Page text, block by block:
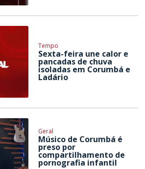
Tempo
Sexta-feira une calor e
pancadas de chuva
isoladas em Corumbá e
Ladário
Geral
Músico de Corumbá é
preso por
compartilhamento de
pornografia infantil